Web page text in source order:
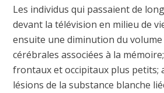
Les individus qui passaient de
devant la télévision en milieu de
ensuite une diminution du volume
cérébrales associées à la
frontaux et occipitaux plus petits;
lésions de la substance blanche